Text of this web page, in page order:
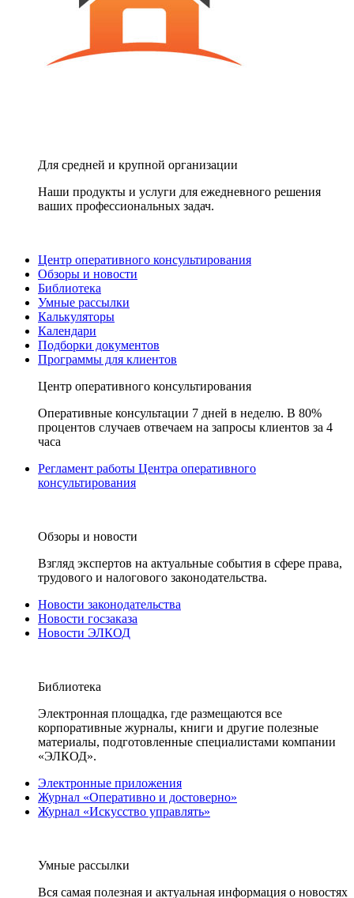
Для средней и крупной организации
Наши продукты и услуги для ежедневного решения
ваших профессиональных задач.
Центр оперативного консультирования
Обзоры и новости
Библиотека
Умные рассылки
Калькуляторы
Календари
Подборки документов
Программы для клиентов
Центр оперативного консультирования
Оперативные консультации 7 дней в неделю. В 80%
процентов случаев отвечаем на запросы клиентов за 4
часа
Регламент работы Центра оперативного
консультирования
Обзоры и новости
Взгляд экспертов на актуальные события в сфере права,
трудового и налогового законодательства.
Новости законодательства
Новости госзаказа
Новости ЭЛКОД
Библиотека
Электронная площадка, где размещаются все
корпоративные журналы, книги и другие полезные
материалы, подготовленные специалистами компании
«ЭЛКОД».
Электронные приложения
Журнал «Оперативно и достоверно»
Журнал «Искусство управлять»
Умные рассылки
Вся самая полезная и актуальная информация о новостях